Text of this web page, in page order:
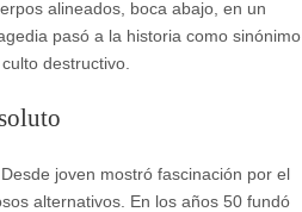
alineados, boca abajo, en un
pasó a la historia como sinónimo
destructivo.
joven mostró fascinación por el
alternativos. En los años 50 fundó